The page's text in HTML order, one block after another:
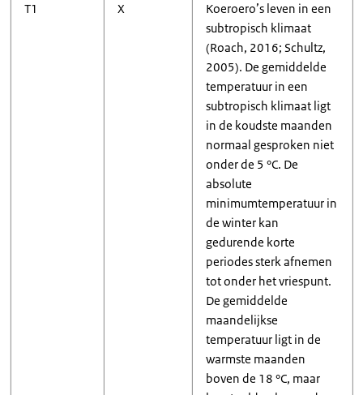
T1 X
Koeroero’s leven in een
subtropisch klimaat
(Roach, 2016; Schultz,
2005). De gemiddelde
temperatuur in een
subtropisch klimaat ligt
in de koudste maanden
normaal gesproken niet
onder de 5 °C. De
absolute
minimumtemperatuur in
de winter kan
gedurende korte
periodes sterk afnemen
tot onder het vriespunt.
De gemiddelde
maandelijkse
temperatuur ligt in de
warmste maanden
boven de 18 °C, maar